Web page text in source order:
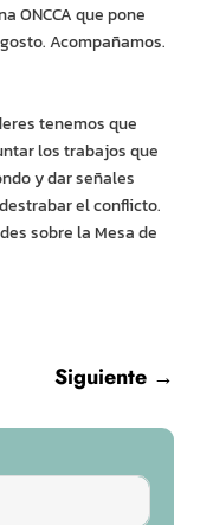
ONCCA que pone
Acompañamos.
tenemos que
los trabajos que
y dar señales
el conflicto.
sobre la Mesa de
Siguiente→